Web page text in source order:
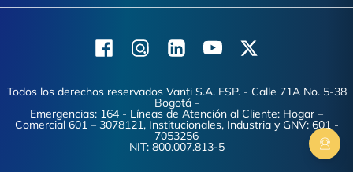
FacebookInstagramLinkedinYoutubeX (Twitter)
Todos los derechos reservados Vanti S.A. ESP. - Calle 71A No. 5-38
Bogotá -
Emergencias: 164 - Líneas de Atención al Cliente: Hogar –
Comercial 601 – 3078121, Institucionales, Industria y GNV: 601 -
7053256
NIT: 800.007.813-5